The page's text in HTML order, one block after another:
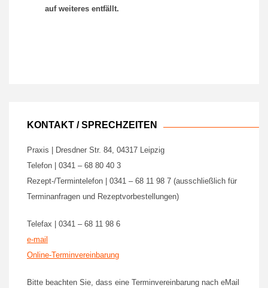
auf weiteres entfällt.
KONTAKT / SPRECHZEITEN
Praxis | Dresdner Str. 84, 04317 Leipzig
Telefon | 0341 – 68 80 40 3
Rezept-/Termintelefon | 0341 – 68 11 98 7 (ausschließlich für
Terminanfragen und Rezeptvorbestellungen)
Telefax | 0341 – 68 11 98 6
e-mail
Online-Terminvereinbarung
Bitte beachten Sie, dass eine Terminvereinbarung nach eMail